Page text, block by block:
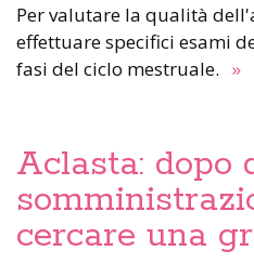
Per valutare la qualità dell'attività delle ovaie basta
effettuare specifici esami
fasi del ciclo mestruale. »
Aclasta: dopo
cercare una